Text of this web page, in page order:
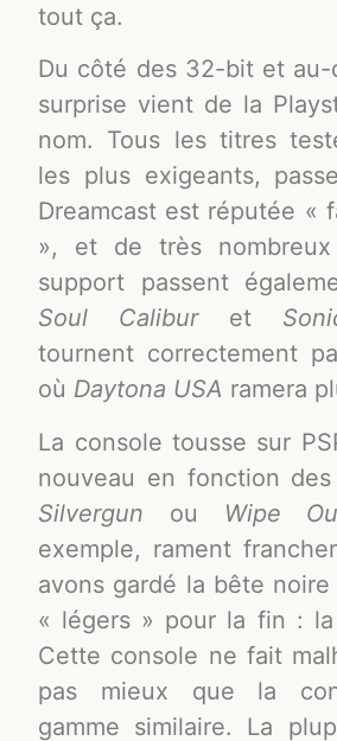
tout ça.
Du côté des 32-bit et au-
surprise vient de la
nom. Tous les titres
les plus exigeants,
Dreamcast est réputée «
», et de très
support passent
Soul Caliburet
tournent correctement
où Daytona USA ramera
La console tousse sur
nouveau en fonction
Silvergun ou Wipe
exemple, rament
avons gardé la bête
« légers » pour la fin :
Cette console ne fait
pas mieux que la
gamme similaire. La